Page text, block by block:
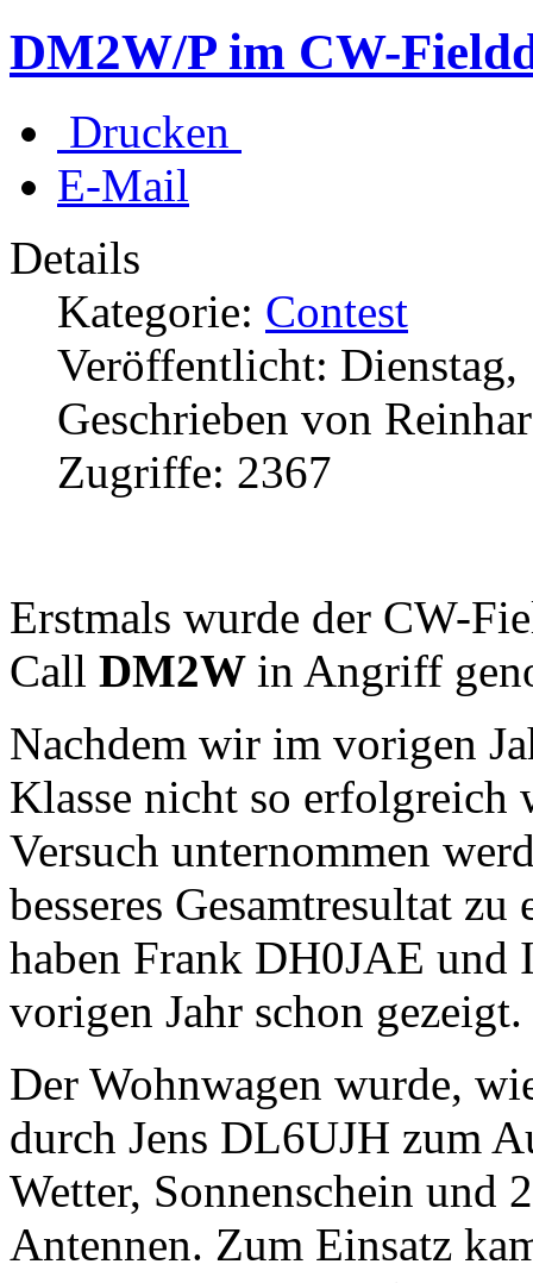
DM2W/P im CW-
Drucken
E-Mail
Details
Kategorie: Contest
Veröffentlicht:
Geschrieben von
Zugriffe: 2367
Erstmals wurde der CW-
Call DM2W in Angriff
Nachdem wir im vorigen
Klasse nicht so erfolgreich
Versuch unternommen
besseres Gesamtresultat
haben Frank DH0JAE
vorigen Jahr schon gezeigt.
Der Wohnwagen wurde,
durch Jens DL6UJH zum
Wetter, Sonnenschein und
Antennen. Zum Einsatz